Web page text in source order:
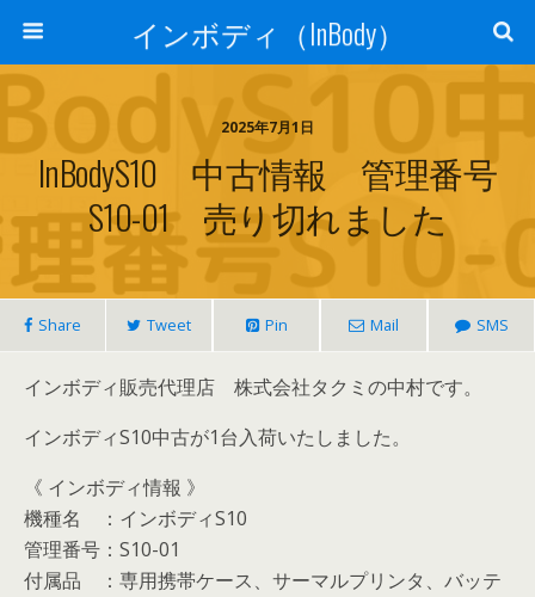
インボディ（InBody）
2025年7月1日
InBodyS10 中古情報 管理番号
S10-01 売り切れました
Share Tweet Pin Mail SMS
インボディ販売代理店 株式会社タクミの中村です。
インボディS10中古が1台入荷いたしました。
《 インボディ情報 》
機種名 ：インボディS10
管理番号：S10-01
付属品 ：専用携帯ケース、サーマルプリンタ、バッテ